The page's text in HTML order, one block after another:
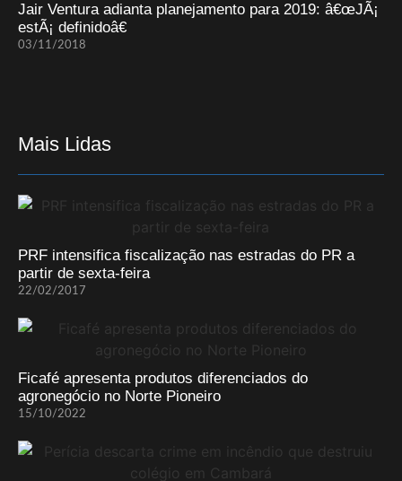
Jair Ventura adianta planejamento para 2019: â€œJÃ¡
estÃ¡ definidoâ€
03/11/2018
Mais Lidas
PRF intensifica fiscalização nas estradas do PR a
partir de sexta-feira
22/02/2017
Ficafé apresenta produtos diferenciados do
agronegócio no Norte Pioneiro
15/10/2022